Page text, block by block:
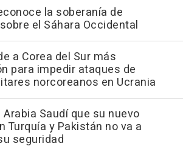
la soberanía de
el Sáhara Occidental
a Corea del Sur más
para impedir ataques de
norcoreanos en Ucrania
Saudí que su nuevo
Turquía y Pakistán no va a
seguridad